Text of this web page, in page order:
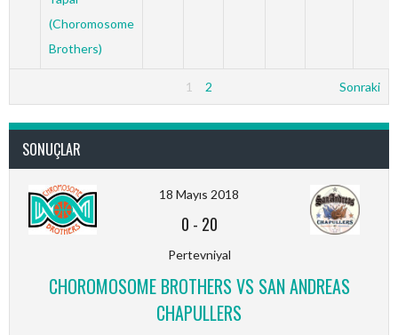
(Choromosome
Brothers)
1 2 Sonraki
SONUÇLAR
18 Mayıs 2018
0 - 20
Pertevniyal
CHOROMOSOME BROTHERS VS SAN ANDREAS
CHAPULLERS